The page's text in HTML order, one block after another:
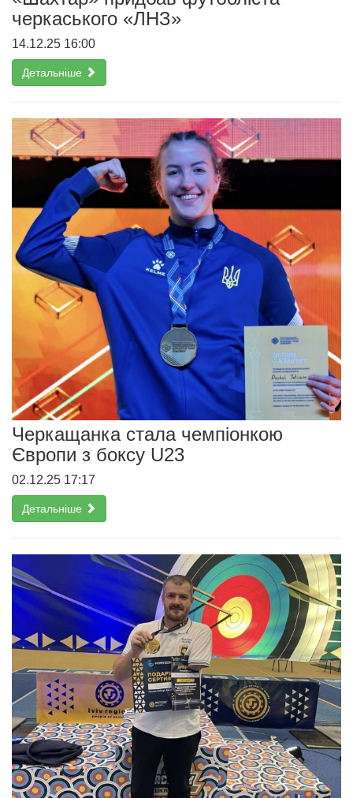
черкаського «ЛНЗ»
14.12.25 16:00
Детальніше
Черкащанка стала чемпіонкою
Європи з боксу U23
02.12.25 17:17
Детальніше